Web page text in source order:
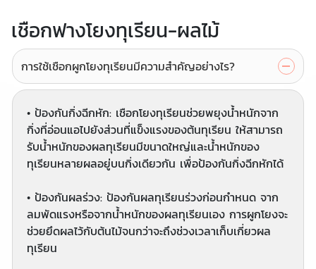
เชือกฟางโยงทุเรียน-ผลไม้
การใช้เชือกผูกโยงทุเรียนมีความสำคัญอย่างไร?
• ป้องกันกิ่งฉีกหัก: เชือกโยงทุเรียนช่วยพยุงน้ำหนักจาก
กิ่งที่อ่อนแอไปยังส่วนที่แข็งแรงของต้นทุเรียน ให้สามารถ
รับน้ำหนักของผลทุเรียนมีขนาดใหญ่และน้ำหนักของ
ทุเรียนหลายผลอยู่บนกิ่งเดียวกัน เพื่อป้องกันกิ่งฉีกหักได้
• ป้องกันผลร่วง: ป้องกันผลทุเรียนร่วงก่อนกำหนด จาก
ลมพัดแรงหรือจากน้ำหนักของผลทุเรียนเอง การผูกโยงจะ
ช่วยยึดผลไว้กับต้นไม้จนกว่าจะถึงช่วงเวลาเก็บเกี่ยวผล
ทุเรียน